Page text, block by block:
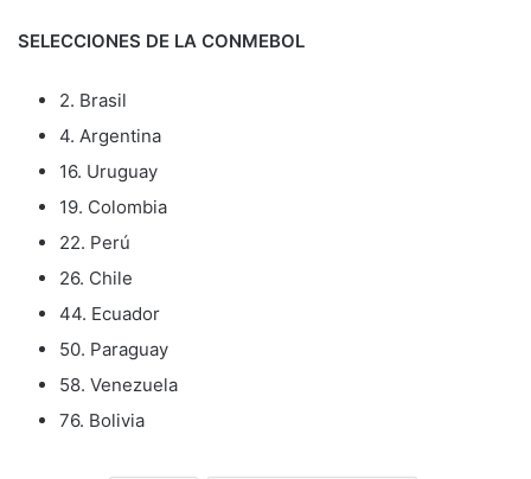
SELECCIONES DE LA CONMEBOL
2. Brasil
4. Argentina
16. Uruguay
19. Colombia
22. Perú
26. Chile
44. Ecuador
50. Paraguay
58. Venezuela
76. Bolivia